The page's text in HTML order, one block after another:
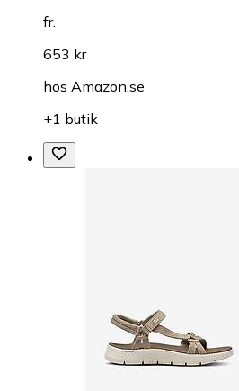
fr.
653 kr
hos Amazon.se
+1 butik